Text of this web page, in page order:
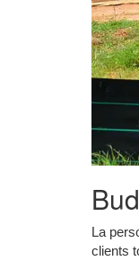
La
clients